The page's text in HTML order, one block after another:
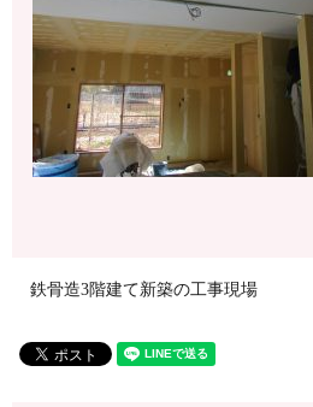
鉄骨造3階建て新築の工事現場